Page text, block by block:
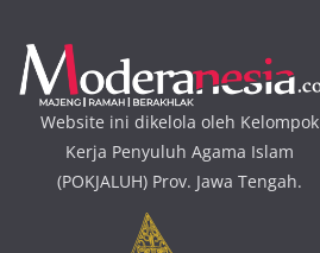
Website ini dikelola oleh Kelompok
Kerja Penyuluh Agama Islam
(POKJALUH) Prov. Jawa Tengah.